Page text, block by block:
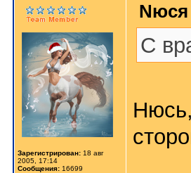
Зарегистрирован: 18 авг
2005, 17:14
Сообщения: 16699
Nюся
С